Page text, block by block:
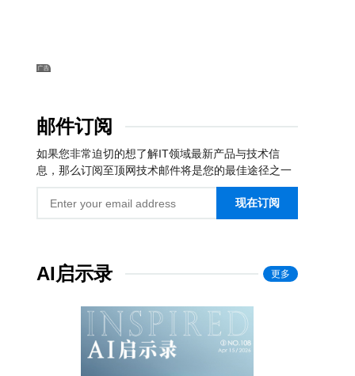
邮件订阅
如果您非常迫切的想了解IT领域最新产品与技术信
息，那么订阅至顶网技术邮件将是您的最佳途径之一
现在订阅
AI启示录 更多